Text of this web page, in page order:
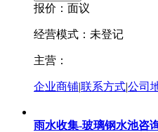
报价： 面议
经营模式：未登记
主营：
企业商铺|联系方式|公司
雨水收集-玻璃钢水池咨